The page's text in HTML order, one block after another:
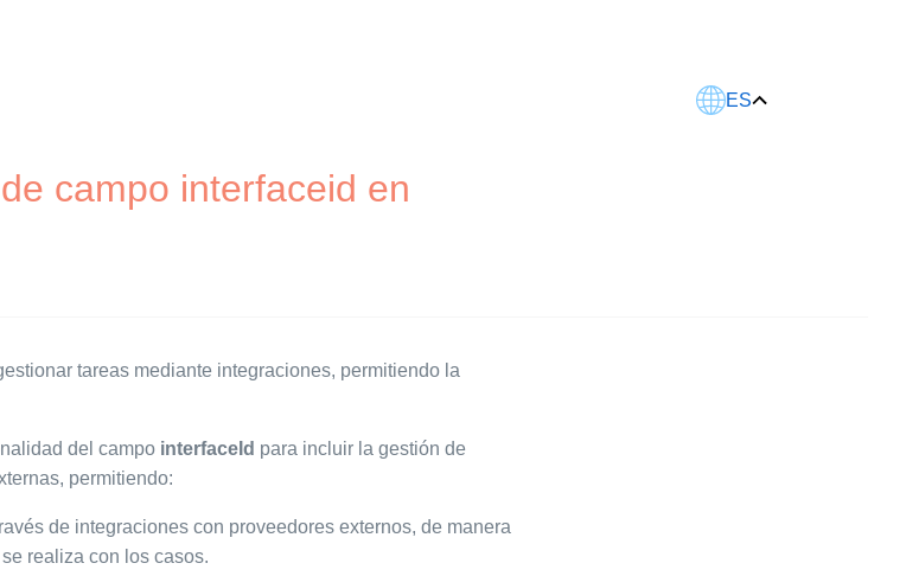
ES
campo interfaceid en
tareas mediante integraciones, permitiendo la
del campo interfaceId para incluir la gestión de
permitiendo:
de integraciones con proveedores externos, de manera
realiza con los casos.